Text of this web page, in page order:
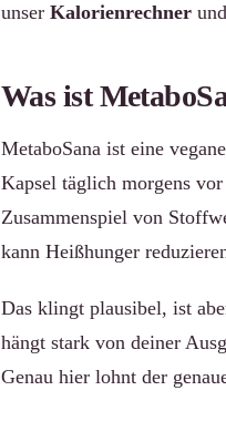
unser Kalorienrechner
Was ist
MetaboSana ist eine
Kapsel täglich morgens
Zusammenspiel von
kann Heißhunger
Das klingt plausibel, ist
hängt stark von deiner
Genau hier lohnt der